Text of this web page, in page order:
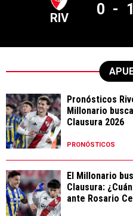
RIV 0 - 1
Pronósticos
Millonario
Clausura 2026
PRONÓSTICOS
El Millonario
Clausura:
ante Rosario